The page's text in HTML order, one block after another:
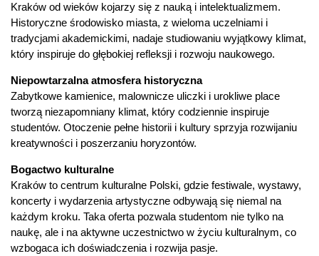
Kraków od wieków kojarzy się z nauką i intelektualizmem.
Historyczne środowisko miasta, z wieloma uczelniami i
tradycjami akademickimi, nadaje studiowaniu wyjątkowy klimat,
który inspiruje do głębokiej refleksji i rozwoju naukowego.
Niepowtarzalna atmosfera historyczna
Zabytkowe kamienice, malownicze uliczki i urokliwe place
tworzą niezapomniany klimat, który codziennie inspiruje
studentów. Otoczenie pełne historii i kultury sprzyja rozwijaniu
kreatywności i poszerzaniu horyzontów.
Bogactwo kulturalne
Kraków to centrum kulturalne Polski, gdzie festiwale, wystawy,
koncerty i wydarzenia artystyczne odbywają się niemal na
każdym kroku. Taka oferta pozwala studentom nie tylko na
naukę, ale i na aktywne uczestnictwo w życiu kulturalnym, co
wzbogaca ich doświadczenia i rozwija pasje.